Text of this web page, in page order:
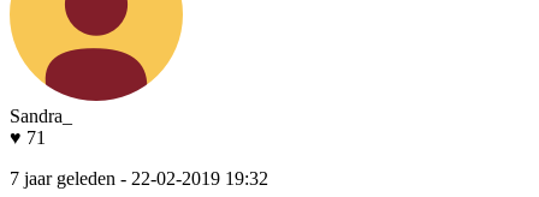
Sandra_
♥ 71
7 jaar geleden - 22-02-2019 19:32